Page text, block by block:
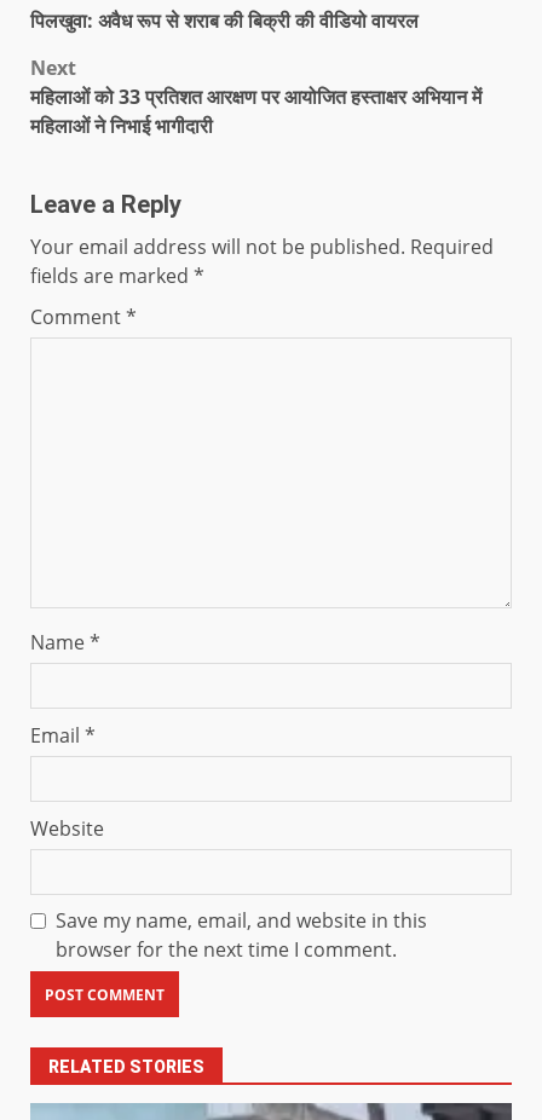
पिलखुवा: अवैध रूप से शराब की बिक्री की वीडियो वायरल
Next
महिलाओं को 33 प्रतिशत आरक्षण पर आयोजित हस्ताक्षर अभियान में
महिलाओं ने निभाई भागीदारी
Leave a Reply
Your email address will not be published. Required
fields are marked *
Comment*
Name*
Email *
Website
Save my name, email, and website in this
browser for the next time I comment.
RELATED STORIES